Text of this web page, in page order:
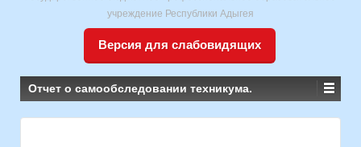
учреждение Республики Адыгея
Версия для слабовидящих
Отчет о самообследовании техникума.